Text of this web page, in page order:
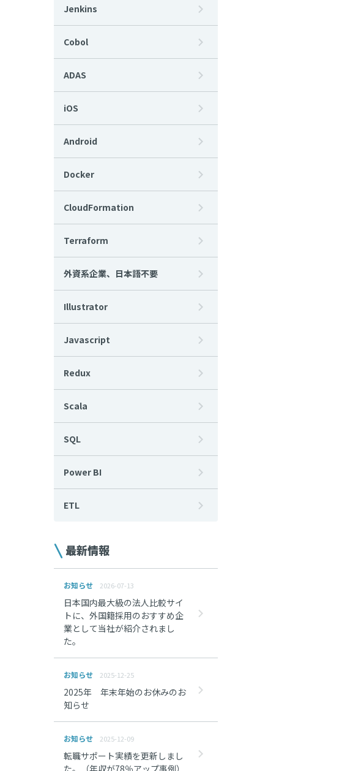
Jenkins
Cobol
ADAS
iOS
Android
Docker
CloudFormation
Terraform
外資系企業、日本語不要
Illustrator
Javascript
Redux
Scala
SQL
Power BI
ETL
最新情報
お知らせ 2026-07-13
日本国内最大級の法人比較サイ
トに、外国籍採用のおすすめ企
業として当社が紹介されまし
た。
お知らせ 2025-12-25
2025年 年末年始のお休みのお
知らせ
お知らせ 2025-12-09
転職サポート実績を更新しまし
た。（年収が78％アップ事例）